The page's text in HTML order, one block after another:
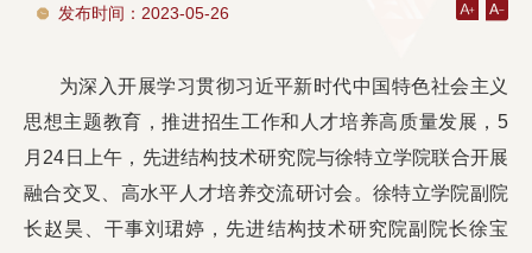
学生工作
校友工作
发布时间：2023-05-26
为深入开展学习贯彻习近平新时代中国特色社会主义
思想主题教育，推进招生工作和人才培养高质量发展，5
月24日上午，先进结构技术研究院与徐特立学院联合开展
融合交叉、高水平人才培养交流研讨会。徐特立学院副院
长赵昊、干事刘珺婷，先进结构技术研究院副院长徐宝